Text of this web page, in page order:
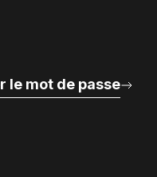
le mot de passe